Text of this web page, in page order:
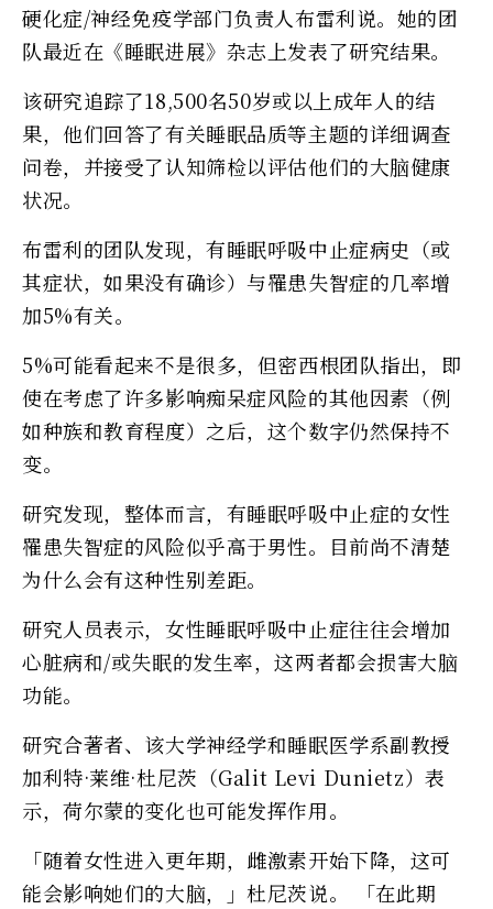
硬化症/神经免疫学部门负责人布雷利说。她的团
队最近在《睡眠进展》杂志上发表了研究结果。
该研究追踪了18,500名50岁或以上成年人的结
果，他们回答了有关睡眠品质等主题的详细调查
问卷，并接受了认知筛检以评估他们的大脑健康
状况。
布雷利的团队发现，有睡眠呼吸中止症病史（或
其症状，如果没有确诊）与罹患失智症的几率增
加5%有关。
5%可能看起来不是很多，但密西根团队指出，即
使在考虑了许多影响痴呆症风险的其他因素（例
如种族和教育程度）之后，这个数字仍然保持不
变。
研究发现，整体而言，有睡眠呼吸中止症的女性
罹患失智症的风险似乎高于男性。目前尚不清楚
为什么会有这种性别差距。
研究人员表示，女性睡眠呼吸中止症往往会增加
心脏病和/或失眠的发生率，这两者都会损害大脑
功能。
研究合著者、该大学神经学和睡眠医学系副教授
加利特·莱维·杜尼茨（Galit Levi Dunietz）表
示，荷尔蒙的变化也可能发挥作用。
「随着女性进入更年期，雌激素开始下降，这可
能会影响她们的大脑，」杜尼茨说。 「在此期